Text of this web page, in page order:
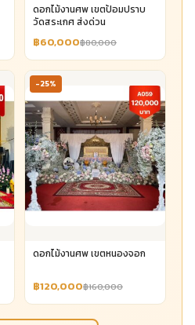
ดอกไม้งานศพ เขตป้อมปราบ
วัดสระเกศ ส่งด่วน
฿60,000฿80,000
-25%
ดอกไม้งานศพ เขตหนองจอก
฿120,000฿160,000